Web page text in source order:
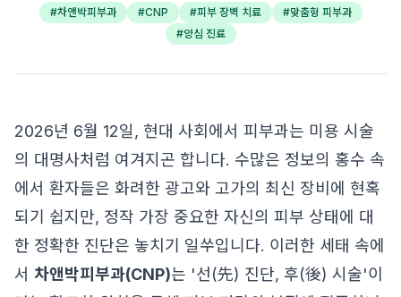
#차앤박피부과 #CNP #피부 장벽 치료 #맞춤형 피부과
#양심 진료
2026년 6월 12일, 현대 사회에서 피부과는 미용 시술
의 대명사처럼 여겨지곤 합니다. 수많은 정보의 홍수 속
에서 환자들은 화려한 광고와 고가의 최신 장비에 현혹
되기 쉽지만, 정작 가장 중요한 자신의 피부 상태에 대
한 정확한 진단은 놓치기 일쑤입니다. 이러한 세태 속에
서 차앤박피부과(CNP)는 '선(先) 진단, 후(後) 시술'이